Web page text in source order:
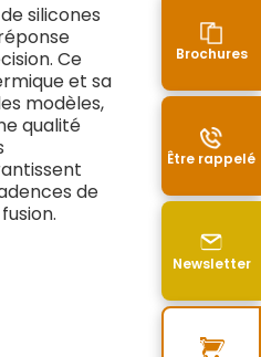
silicones
Ce
et sa
modèles,
qualité
de
Brochures
Être rappelé
Newsletter